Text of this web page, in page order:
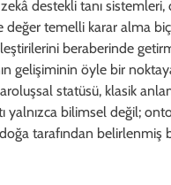
destekli tanı
değer temelli karar alma
beraberinde
gelişiminin öyle bir
statüsü, klasik
yalnızca bilimsel değil;
tarafından belirlenmiş